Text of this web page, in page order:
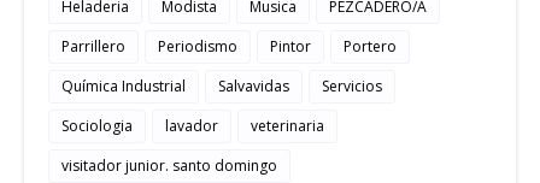
Heladeria
Modista Musica
PEZCADERO/A
Parrillero
Periodismo Pintor
Portero
Química Industrial
Salvavidas
Servicios
Sociologia
lavador
veterinaria
visitador junior. santo domingo